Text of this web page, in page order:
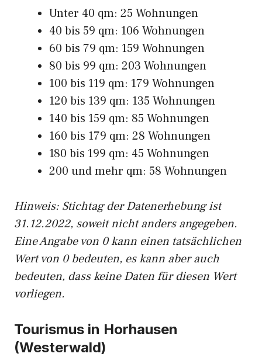
Unter 40 qm: 25 Wohnungen
40 bis 59 qm: 106 Wohnungen
60 bis 79 qm: 159 Wohnungen
80 bis 99 qm: 203 Wohnungen
100 bis 119 qm: 179 Wohnungen
120 bis 139 qm: 135 Wohnungen
140 bis 159 qm: 85 Wohnungen
160 bis 179 qm: 28 Wohnungen
180 bis 199 qm: 45 Wohnungen
200 und mehr qm: 58 Wohnungen
Hinweis: Stichtag der Datenerhebung ist
31.12.2022, soweit nicht anders angegeben.
Eine Angabe von 0 kann einen tatsächlichen
Wert von 0 bedeuten, es kann aber auch
bedeuten, dass keine Daten für diesen Wert
vorliegen.
Tourismus in Horhausen
(Westerwald)